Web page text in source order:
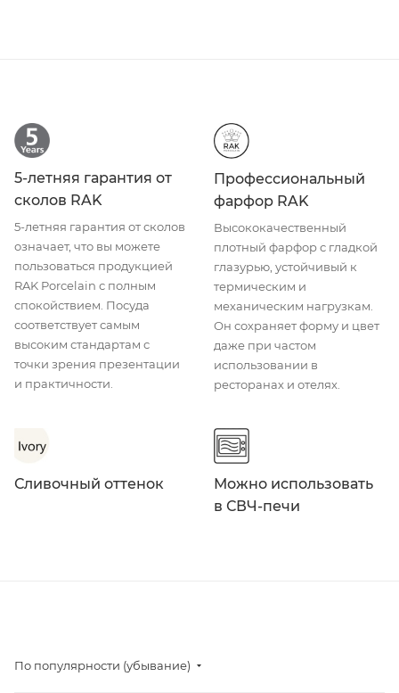
5-летняя гарантия от
сколов RAK
5-летняя гарантия от сколов
означает, что вы можете
пользоваться продукцией
RAK Porcelain с полным
спокойствием. Посуда
соответствует самым
высоким стандартам с
точки зрения презентации
и практичности.
Профессиональный
фарфор RAK
Высококачественный
плотный фарфор с гладкой
глазурью, устойчивый к
термическим и
механическим нагрузкам.
Он сохраняет форму и цвет
даже при частом
использовании в
ресторанах и отелях.
Сливочный оттенок
Можно использовать
в СВЧ-печи
По популярности (убывание)